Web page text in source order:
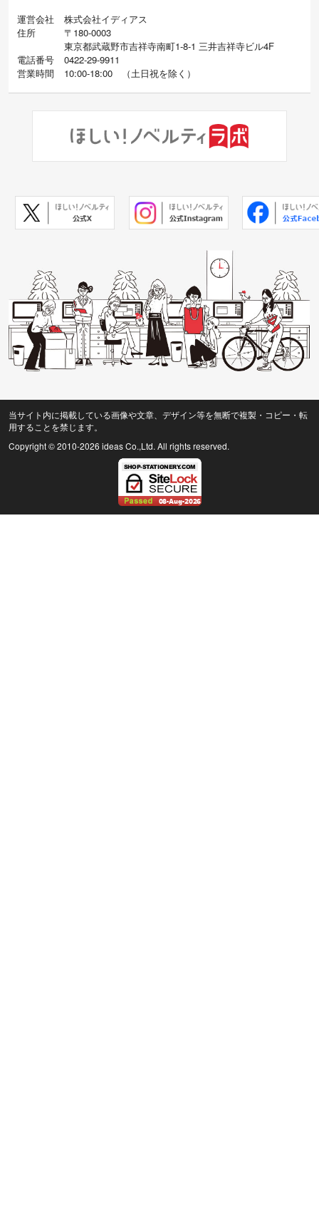
運営会社
株式会社イディアス
住所
〒180-0003
東京都武蔵野市吉祥寺南町1-8-1 三井吉祥寺ビル4F
電話番号
0422-29-9911
営業時間
10:00-18:00 （土日祝を除く）
当サイト内に掲載している画像や文章、デザイン等を無断で複製・コピー・転
用することを禁じます。
Copyright © 2010-2026 ideas Co.,Ltd. All rights reserved.